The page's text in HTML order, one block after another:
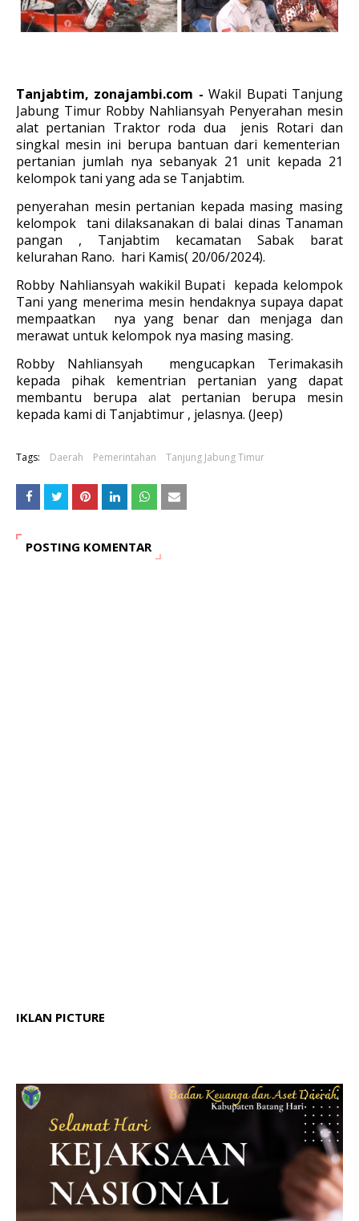
Tanjabtim, zonajambi.com -Wakil Bupati Tanjung
Jabung Timur Robby Nahliansyah Penyerahan mesin
alat pertanian Traktor roda dua jenis Rotari dan
singkal mesin ini berupa bantuan dari kementerian
pertanian jumlah nya sebanyak 21 unit kepada 21
kelompok tani yang ada se Tanjabtim.
penyerahan mesin pertanian kepada masing masing
kelompok tani dilaksanakan di balai dinas Tanaman
pangan , Tanjabtim kecamatan Sabak barat
kelurahan Rano. hari Kamis( 20/06/2024).
Robby Nahliansyah wakikil Bupati kepada kelompok
Tani yang menerima mesin hendaknya supaya dapat
mempaatkan nya yang benar dan menjaga dan
merawat untuk kelompok nya masing masing.
Robby Nahliansyah mengucapkan Terimakasih
kepada pihak kementrian pertanian yang dapat
membantu berupa alat pertanian berupa mesin
kepada kami di Tanjabtimur , jelasnya. (Jeep)
Tags: Daerah Pemerintahan Tanjung Jabung Timur
POSTING KOMENTAR
IKLAN PICTURE